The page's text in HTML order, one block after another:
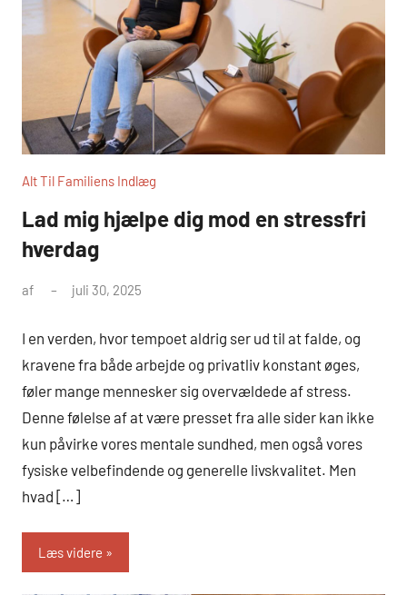
Alt Til Familiens Indlæg
Lad mig hjælpe dig mod en stressfri
hverdag
af juli 30, 2025
I en verden, hvor tempoet aldrig ser ud til at falde, og
kravene fra både arbejde og privatliv konstant øges,
føler mange mennesker sig overvældede af stress.
Denne følelse af at være presset fra alle sider kan ikke
kun påvirke vores mentale sundhed, men også vores
fysiske velbefindende og generelle livskvalitet. Men
hvad […]
Læs videre